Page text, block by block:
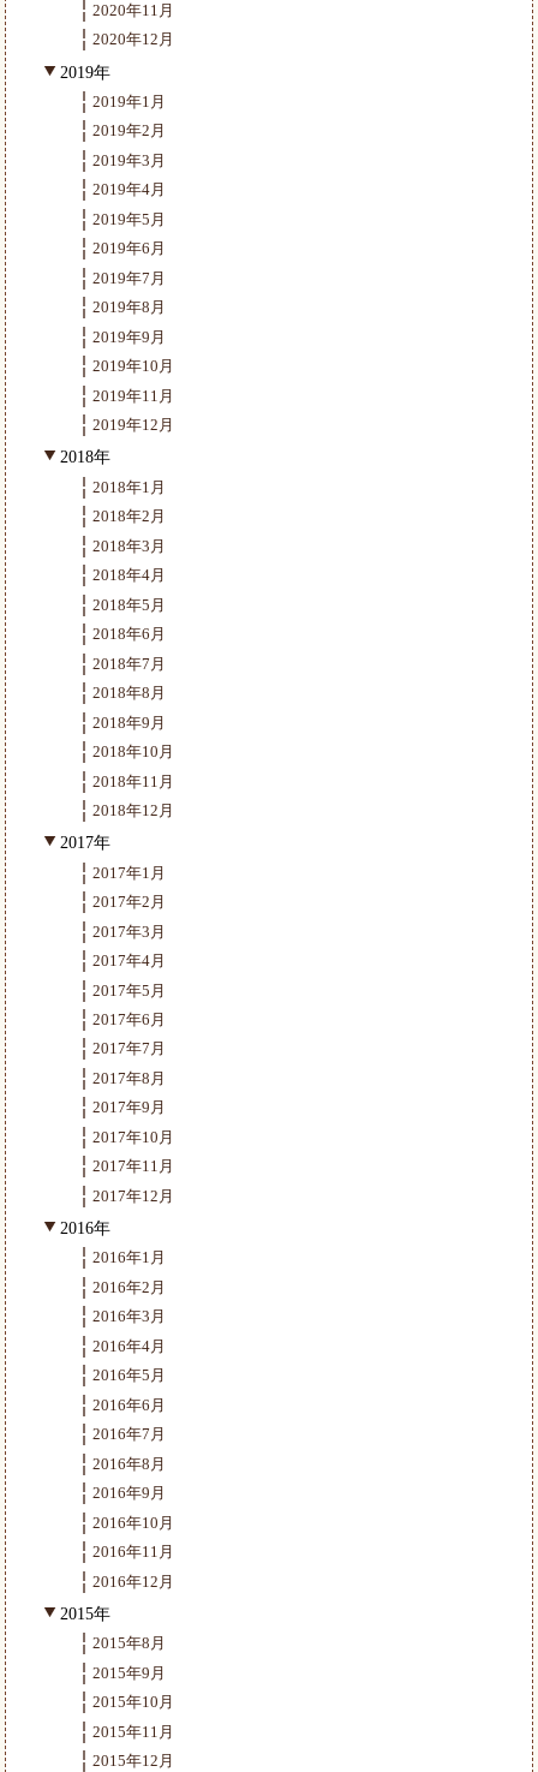
2020年11月
2020年12月
2019年
2019年1月
2019年2月
2019年3月
2019年4月
2019年5月
2019年6月
2019年7月
2019年8月
2019年9月
2019年10月
2019年11月
2019年12月
2018年
2018年1月
2018年2月
2018年3月
2018年4月
2018年5月
2018年6月
2018年7月
2018年8月
2018年9月
2018年10月
2018年11月
2018年12月
2017年
2017年1月
2017年2月
2017年3月
2017年4月
2017年5月
2017年6月
2017年7月
2017年8月
2017年9月
2017年10月
2017年11月
2017年12月
2016年
2016年1月
2016年2月
2016年3月
2016年4月
2016年5月
2016年6月
2016年7月
2016年8月
2016年9月
2016年10月
2016年11月
2016年12月
2015年
2015年8月
2015年9月
2015年10月
2015年11月
2015年12月